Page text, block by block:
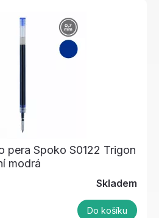
pera Spoko S0122 Trigon
modrá
Skladem
Do košíku